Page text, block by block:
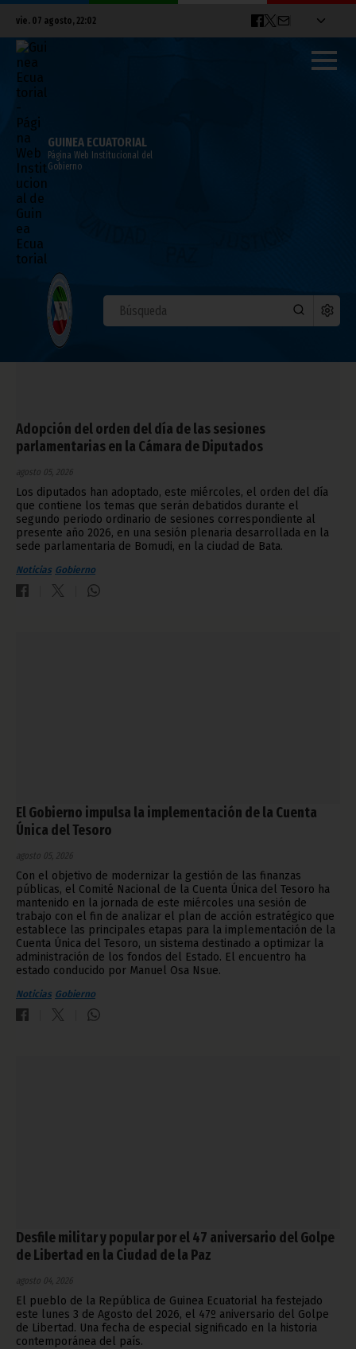
vie. 07 agosto, 22:02
GUINEA ECUATORIAL
Página Web Institucional del
Gobierno
ÚLTIMAS NOTICIAS
Adopción del orden del día de las sesiones
parlamentarias en la Cámara de Diputados
agosto 05, 2026
Los diputados han adoptado, este miércoles, el orden del día
que contiene los temas que serán debatidos durante el
segundo periodo ordinario de sesiones correspondiente al
presente año 2026, en una sesión plenaria desarrollada en la
sede parlamentaria de Bomudi, en la ciudad de Bata.
Noticias Gobierno
El Gobierno impulsa la implementación de la Cuenta
Única del Tesoro
agosto 05, 2026
Con el objetivo de modernizar la gestión de las finanzas
públicas, el Comité Nacional de la Cuenta Única del Tesoro ha
mantenido en la jornada de este miércoles una sesión de
trabajo con el fin de analizar el plan de acción estratégico que
establece las principales etapas para la implementación de la
Cuenta Única del Tesoro, un sistema destinado a optimizar la
administración de los fondos del Estado. El encuentro ha
estado conducido por Manuel Osa Nsue.
Noticias Gobierno
Desfile militar y popular por el 47 aniversario del Golpe
de Libertad en la Ciudad de la Paz
agosto 04, 2026
El pueblo de la República de Guinea Ecuatorial ha festejado
este lunes 3 de Agosto del 2026, el 47º aniversario del Golpe
de Libertad. Una fecha de especial significado en la historia
contemporánea del país.